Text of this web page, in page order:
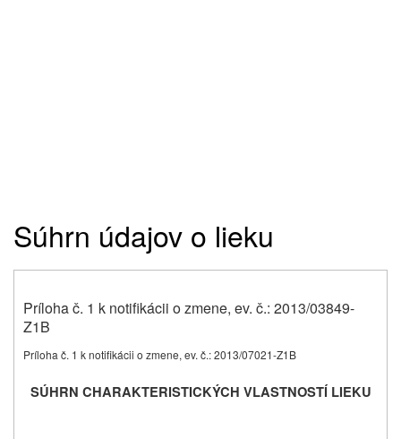
Súhrn údajov o lieku
Príloha č. 1 k notifikácii o zmene, ev. č.: 2013/03849-
Z1B
Príloha č. 1 k notifikácii o zmene, ev. č.: 2013/07021-Z1B
SÚHRN CHARAKTERISTICKÝCH VLASTNOSTÍ LIEKU